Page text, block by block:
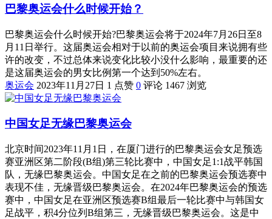
巴黎奥运会什么时候开始？
巴黎奥运会什么时候开始?巴黎奥运会将于2024年7月26日至8
月11日举行。这届奥运会相对于以前的奥运会项目来说拥有些
许的改变，不过总体来说变化比较小没什么影响，最重要的还
是这届奥运会的男女比例第一个达到50%左右。
奥运会 2023年11月27日 1 点赞 0 评论 1467 浏览
中国女足无缘巴黎奥运会
北京时间2023年11月1日，在厦门进行的巴黎奥运会女足预选
赛亚洲区第二阶段(B组)第三轮比赛中，中国女足1:1战平韩国
队，无缘巴黎奥运会。中国女足在之前的巴黎奥运会预选赛中
表现不佳，无缘晋级巴黎奥运会。在2024年巴黎奥运会的预选
赛中，中国女足在亚洲区预选赛B组最后一轮比赛中与韩国女
足战平，积4分位列B组第三，无缘晋级巴黎奥运会。这是中